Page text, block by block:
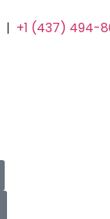
| +1 (437) 494-